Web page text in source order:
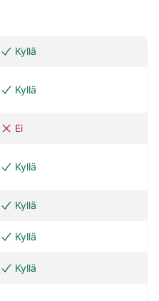
Kyllä
Kyllä
Ei
Kyllä
Kyllä
Kyllä
Kyllä